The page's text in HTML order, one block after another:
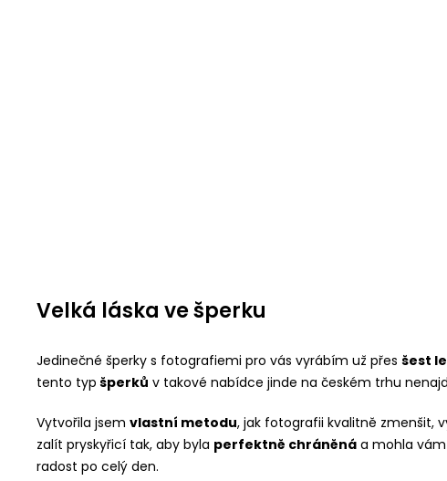
Velká láska ve šperku
Jedinečné šperky s fotografiemi pro vás vyrábím už přes šest
tento typ šperků v takové nabídce jinde na českém trhu
Vytvořila jsem vlastní metodu, jak fotografii kvalitně zmenšit,
zalít pryskyřicí tak, aby byla perfektně chráněná a mohla
radost po celý den.